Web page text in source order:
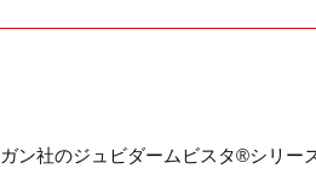
ン社のジュビダームビスタ®シリー